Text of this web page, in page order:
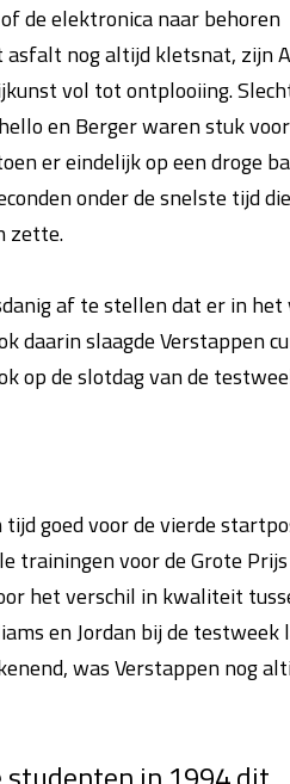
de elektronica naar behoren
asfalt nog altijd kletsnat, zijn
vol tot ontplooiing.
en Berger waren stuk
er eindelijk op een droge
onder de snelste tijd
zette.
af te stellen dat er in het
daarin slaagde Verstappen
op de slotdag van de
goed voor de vierde
trainingen voor de Grote
het verschil in kwaliteit
en Jordan bij de testweek
was Verstappen nog